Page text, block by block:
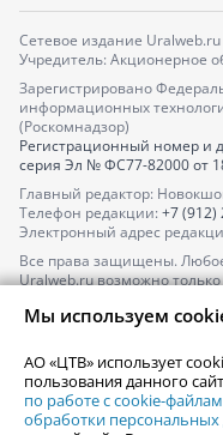
Сетевое издание Uralweb.ru
Учредитель: Акционерное
Зарегистрировано
информационных
(Роскомнадзор)
Регистрационный номер и
серия Эл № ФС77-82000от
Главный редактор:
Телефон редакции: +7 (912)
Электронный адрес
Все права защищены.
Uralweb.ru возможно
По вопросам размещения
По вопросам размещения
afisha@uralweb.ru
Пользовательское
Мы используем
АО «ЦТВ» использует
пользования данного
по работе с cookie-
обработки